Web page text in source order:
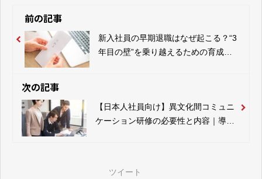
前の記事
新入社員の早期退職はなぜ起こる？“3
年目の壁”を乗り越えるための育成の
次の記事
【日本人社員向け】異文化間コミュニ
ケーション研修の必要性と内容｜導入
ツイート